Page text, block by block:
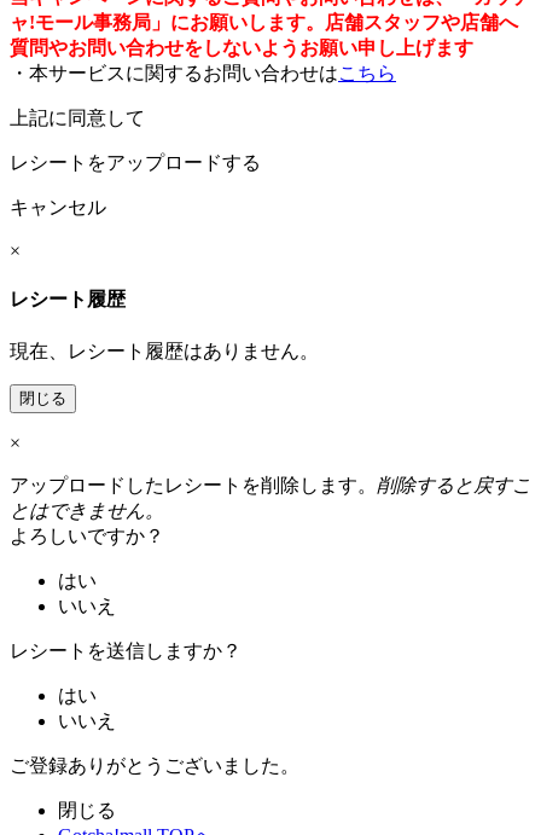
ャ!モール事務局」にお願いします。店舗スタッフや店舗へ
質問やお問い合わせをしないようお願い申し上げます
・本サービスに関するお問い合わせはこちら
上記に同意して
レシートをアップロードする
キャンセル
×
レシート履歴
現在、レシート履歴はありません。
閉じる
×
アップロードしたレシートを削除します。 削除すると戻すこ
とはできません。
よろしいですか？
はい
いいえ
レシートを送信しますか？
はい
いいえ
ご登録ありがとうございました。
閉じる